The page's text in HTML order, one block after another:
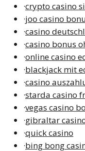
·crypto casino
·joo casino
·casino
·casino bonus
·online casino
·blackjack mit
·casino
·starda casino
·vegas casino
·gibraltar
·quick casino
·bing bong